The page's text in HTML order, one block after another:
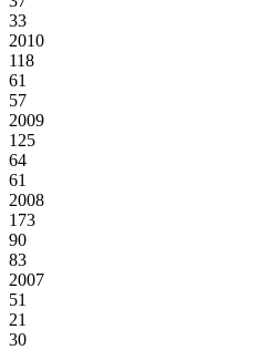
33
2010
118
61
57
2009
125
64
61
2008
173
90
83
2007
51
21
30